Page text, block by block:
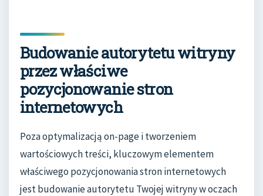
Budowanie autorytetu witryny
przez właściwe
pozycjonowanie stron
internetowych
Poza optymalizacją on-page i tworzeniem
wartościowych treści, kluczowym elementem
właściwego pozycjonowania stron internetowych
jest budowanie autorytetu Twojej witryny w oczach